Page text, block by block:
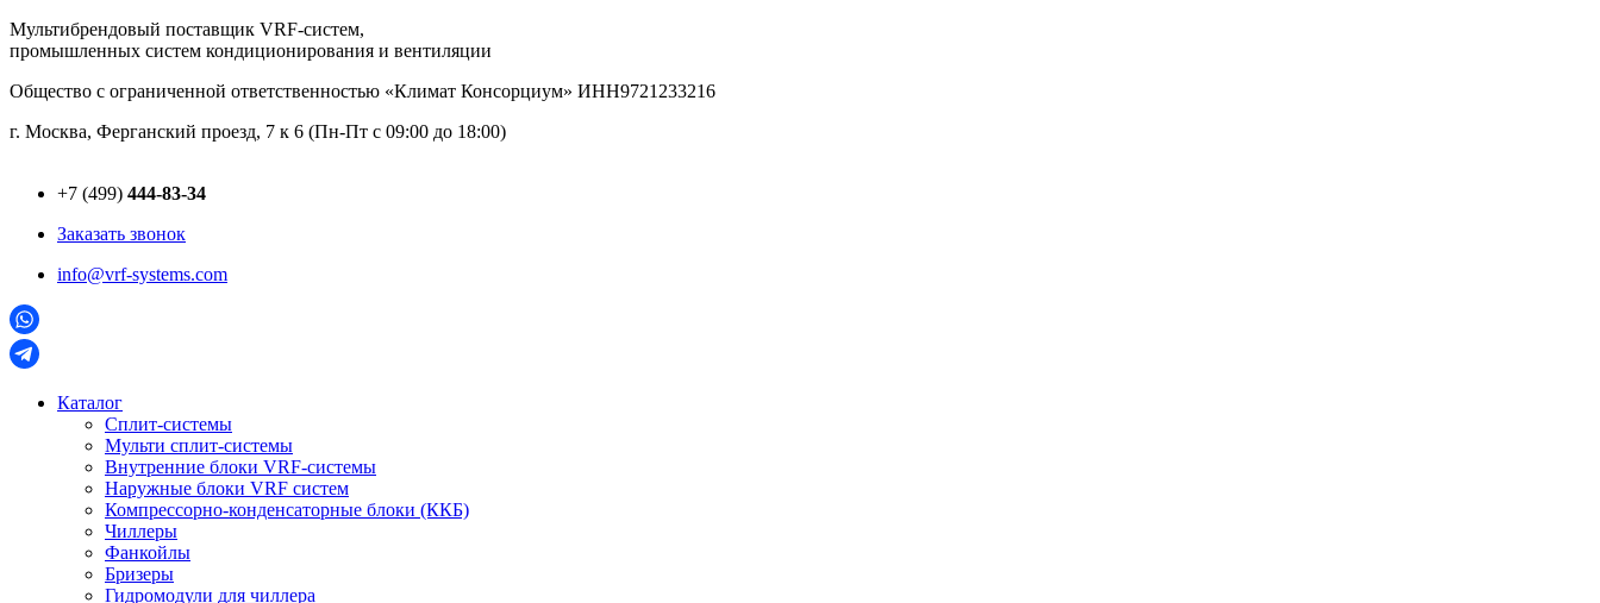
Перейти
к
Мультибрендовый поставщик VRF-cистем,
промышленных систем кондиционирования и вентиляции
Общество с ограниченной ответственностью «Климат Консорциум» ИНН9721233216
г. Москва, Ферганский проезд, 7 к 6 (Пн-Пт с 09:00 до 18:00)
+7 (499) 444-83-34
Заказать звонок
info@vrf-systems.com
Каталог
Сплит-системы
Мульти сплит-системы
Внутренние блоки VRF-cистемы
Наружные блоки VRF cистем
Компрессорно-конденсаторные блоки (ККБ)
Чиллеры
Фанкойлы
Бризеры
Гидромодули для чиллера